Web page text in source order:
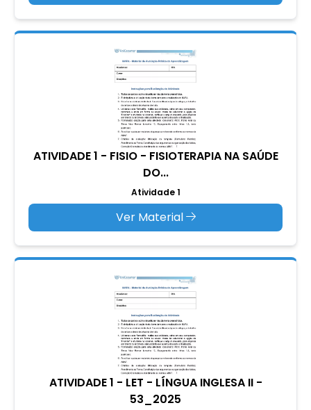
ATIVIDADE 1 - FISIO - FISIOTERAPIA NA SAÚDE
DO...
Atividade 1
Ver Material
ATIVIDADE 1 - LET - LÍNGUA INGLESA II -
53_2025